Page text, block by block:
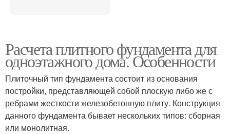
Расчета плитного фундамента для
одноэтажного дома. Особенности
Плиточный тип фундамента состоит из основания
постройки, представляющей собой плоскую либо же с
ребрами жесткости железобетонную плиту. Конструкция
данного фундамента бывает нескольких типов: сборная
или монолитная.